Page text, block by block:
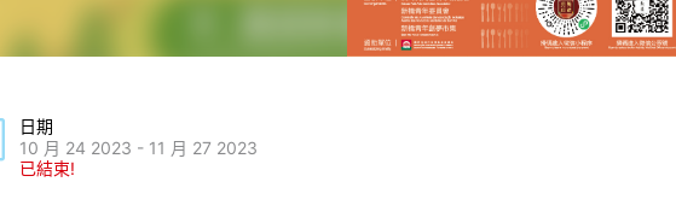
日期
10 月 24 2023 - 11 月 27 2023
已結束!